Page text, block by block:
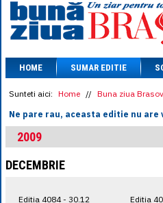
HOME SUMAR EDITIE
Sunteti aici: Home // Buna ziua
Ne pare rau, aceasta editie nu
2009
DECEMBRIE
Editia 4084 - 30.12
Editia